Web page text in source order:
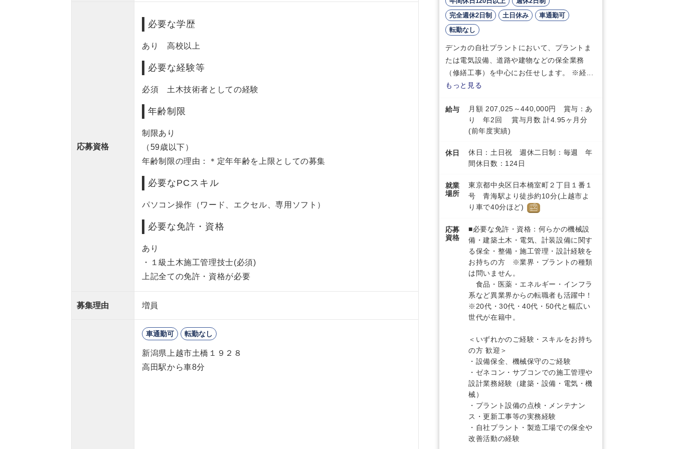
応募資格
必要な学歴
あり 高校以上
必要な経験等
必須 土木技術者としての経験
年齢制限
制限あり
（59歳以下）
年齢制限の理由：＊定年年齢を上限としての募集
必要なPCスキル
パソコン操作（ワード、エクセル、専用ソフト）
必要な免許・資格
あり
・１級土木施工管理技士(必須)
上記全ての免許・資格が必要
募集理由 増員
車通勤可 転勤なし
新潟県上越市土橋１９２８
高田駅から車8分
完全週休2日制
土日休み
車通勤可
転勤なし
デンカの自社プラントにおいて、プラントま
たは電気設備、道路や建物などの保全業務
（修繕工事）を中心にお任せします。 ※経...
もっと見る
給与
月額 207,025～440,000円 賞与：あ
り 年2回 賞与月数 計4.95ヶ月分
(前年度実績)
休日
休日：土日祝 週休二日制：毎週 年
間休日数：124日
就業
場所
東京都中央区日本橋室町２丁目１番１
号 青海駅より徒歩約10分(上越市よ
り車で40分ほど)
応募
資格
■必要な免許・資格：何らかの機械設
備・建築土木・電気、計装設備に関す
る保全・整備・施工管理・設計経験を
お持ちの方 ※業界・プラントの種類
は問いません。
食品・医薬・エネルギー・インフラ
系など異業界からの転職者も活躍中！
※20代・30代・40代・50代と幅広い
世代が在籍中。
＜いずれかのご経験・スキルをお持ち
の方 歓迎＞
・設備保全、機械保守のご経験
・ゼネコン・サブコンでの施工管理や
設計業務経験（建築・設備・電気・機
械）
・プラント設備の点検・メンテナン
ス・更新工事等の実務経験
・自社プラント・製造工場での保全や
改善活動の経験